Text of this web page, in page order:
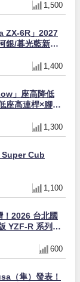
1,500
ZX-6R」2027
銀/暮光藍新色
1,400
」座高降低
座高連桿×腳踏
1,300
Super Cub
1,100
2026 台北國
YZF-R 系列限
600
（隼）發表！